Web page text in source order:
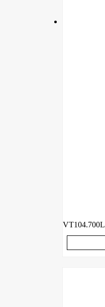
VT104.700L